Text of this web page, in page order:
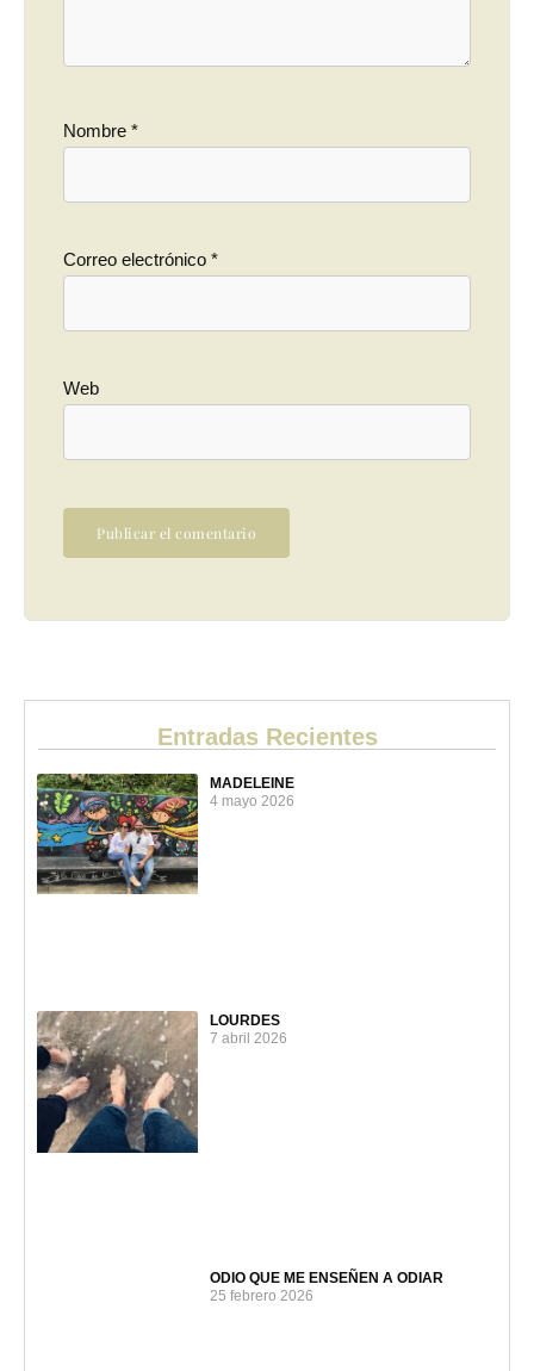
Nombre *
Correo electrónico *
Web
Entradas Recientes
MADELEINE
4 mayo 2026
LOURDES
7 abril 2026
ODIO QUE ME ENSEÑEN A ODIAR
25 febrero 2026